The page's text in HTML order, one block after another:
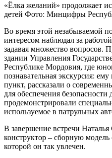
«Ёлка желаний» продолжает
детей Фото: Минцифры
Во время этой незабываемой
интересом наблюдал за
задавая множество вопросов.
здании Управления
Республике Мордовия, где
познавательная экскурсия:
пункт, рассказали о
для обеспечения
продемонстрировали
используемое в патрульных
В завершение встречи
конструктор – сборную
которой он так увлечен.